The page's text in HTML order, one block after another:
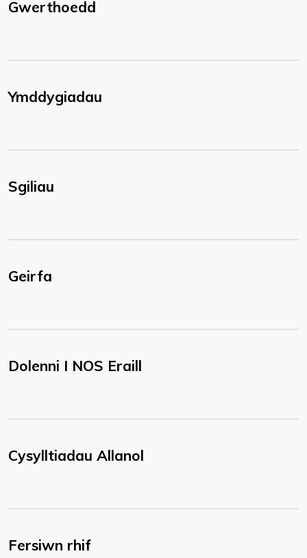
Gwerthoedd
Ymddygiadau
Sgiliau
Geirfa
Dolenni I NOS Eraill
Cysylltiadau Allanol
Fersiwn rhif